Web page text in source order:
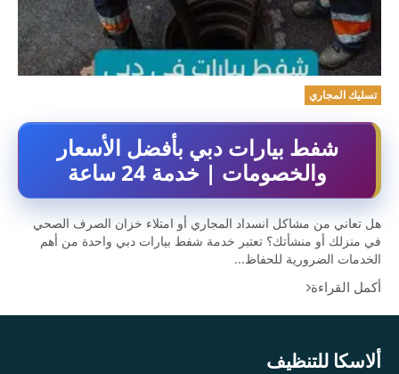
تسليك المجاري
شفط بيارات دبي بأفضل الأسعار
والخصومات | خدمة 24 ساعة
هل تعاني من مشاكل انسداد المجاري أو امتلاء خزان الصرف الصحي
في منزلك أو منشأتك؟ تعتبر خدمة شفط بيارات دبي واحدة من أهم
الخدمات الضرورية للحفاظ...
أكمل القراءة
ألاسكا للتنظيف